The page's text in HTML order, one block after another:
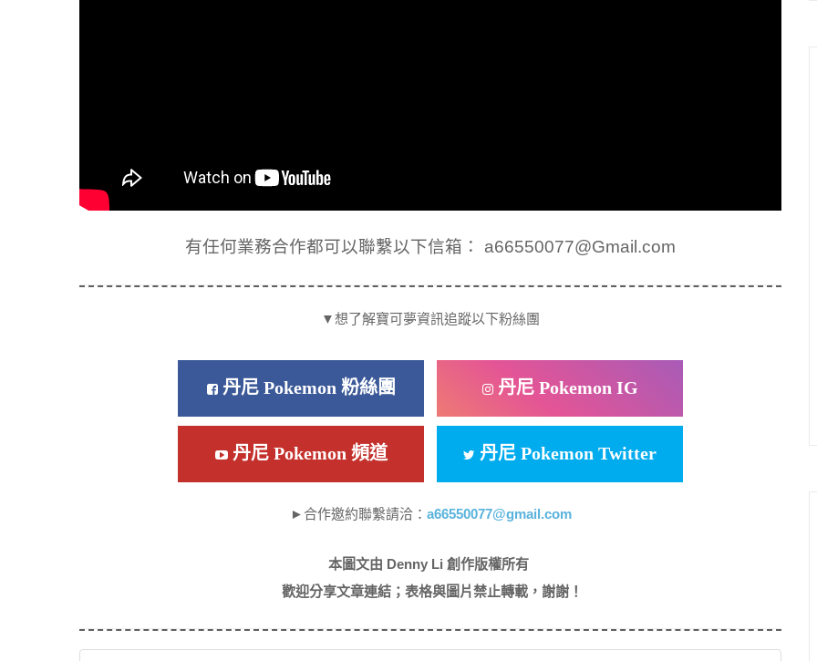
有任何業務合作都可以聯繫以下信箱： a66550077@Gmail.com
▼想了解寶可夢資訊追蹤以下粉絲團
丹尼 Pokemon 粉絲團 丹尼 Pokemon IG
丹尼 Pokemon 頻道 丹尼 Pokemon Twitter
►合作邀約聯繫請洽： a66550077@gmail.com
本圖文由 Denny Li 創作版權所有
歡迎分享文章連結；表格與圖片禁止轉載，謝謝！